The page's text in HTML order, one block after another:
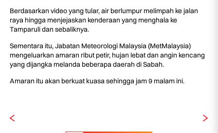
Berdasarkan video yang tular, air berlumpur melimpah ke jalan
raya hingga menjejaskan kenderaan yang menghala ke
Tamparuli dan sebaliknya.
Sementara itu, Jabatan Meteorologi Malaysia (MetMalaysia)
mengeluarkan amaran ribut petir, hujan lebat dan angin kencang
yang dijangka melanda beberapa daerah di Sabah.
Amaran itu akan berkuat kuasa sehingga jam 9 malam ini.